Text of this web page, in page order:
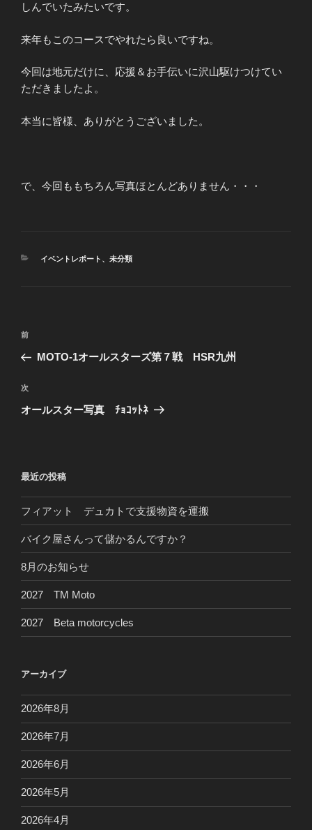
しんでいたみたいです。
来年もこのコースでやれたら良いですね。
今回は地元だけに、応援＆お手伝いに沢山駆けつけてい
ただきましたよ。
本当に皆様、ありがとうございました。
で、今回ももちろん写真ほとんどありません・・・
カ
イベントレポート 、 未分類
投
ナ
ビ
ゲ
ン
前
の
稿
前
MOTO-1オールスターズ第７戦 HSR九州
次
の
次
オールスター写真 ﾁｮｺｯﾄﾈ
最近の投稿
フィアット デュカトで支援物資を運搬
バイク屋さんって儲かるんですか？
8月のお知らせ
2027 TM Moto
2027 Beta motorcycles
アーカイブ
2026年8月
2026年7月
2026年6月
2026年5月
2026年4月